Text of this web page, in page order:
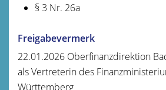
§ 3 Nr. 26a
Freigabevermerk
22.01.2026 Oberfinanzdirektion
als Vertreterin des
Württemberg